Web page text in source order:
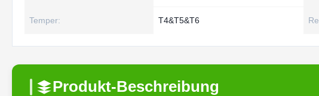
Temper: T4&T5&T6
Produkt-Beschreibung